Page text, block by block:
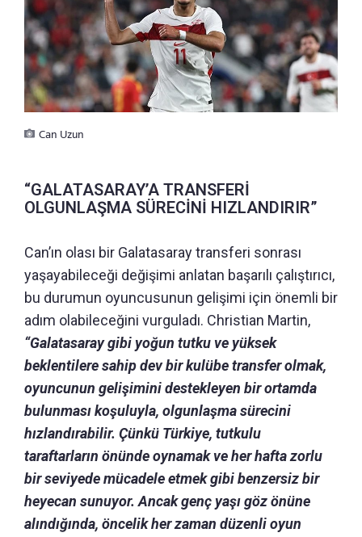
Can Uzun
“GALATASARAY’A TRANSFERİ
OLGUNLAŞMA SÜRECİNİ HIZLANDIRIR”
Can’ın olası bir Galatasaray transferi sonrası
yaşayabileceği değişimi anlatan başarılı çalıştırıcı,
bu durumun oyuncusunun gelişimi için önemli bir
adım olabileceğini vurguladı. Christian Martin,
“Galatasaray gibi yoğun tutku ve yüksek
beklentilere sahip dev bir kulübe transfer olmak,
oyuncunun gelişimini destekleyen bir ortamda
bulunması koşuluyla, olgunlaşma sürecini
hızlandırabilir. Çünkü Türkiye, tutkulu
taraftarların önünde oynamak ve her hafta zorlu
bir seviyede mücadele etmek gibi benzersiz bir
heyecan sunuyor. Ancak genç yaşı göz önüne
alındığında, öncelik her zaman düzenli oyun